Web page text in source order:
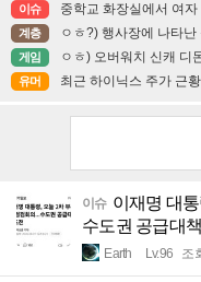
이슈 중학교 화장실에서 여
계층 ㅇㅎ?) 행사장에 나타
게임 ㅇㅎ) 오버워치 신캐 디
유머 최근 하이닉스 주가 근
이슈 이재명 대
수도권 공급대
Earth Lv.96 조